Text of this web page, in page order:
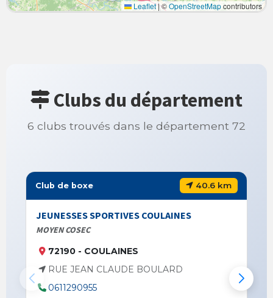
Leaflet|©OpenStreetMapcontributors
Clubs du département
6 clubs trouvés dans le département 72
Club de boxe 40.6 km
JEUNESSES SPORTIVES COULAINES
MOYEN COSEC
72190 - COULAINES
RUE JEAN CLAUDE BOULARD
0611290955